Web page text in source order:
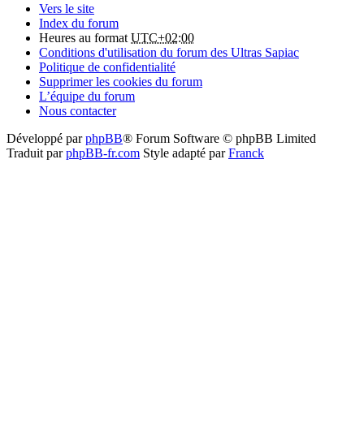
Vers le site
Index du forum
Heures au format UTC+02:00
Conditions d'utilisation du forum des Ultras Sapiac
Politique de confidentialité
Supprimer les cookies du forum
L’équipe du forum
Nous contacter
Développé parphpBB® Forum Software © phpBB Limited
Traduit parphpBB-fr.com Style adapté parFranck